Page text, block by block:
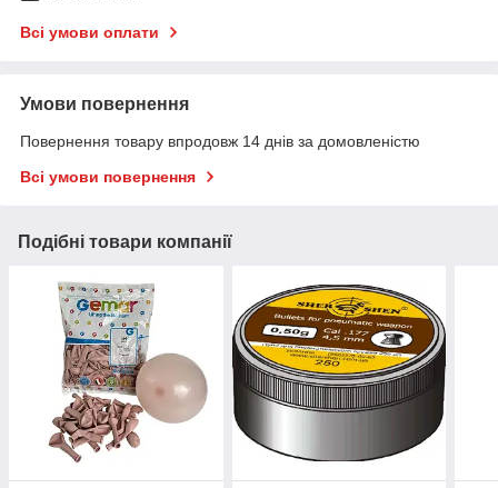
Всі умови оплати
Умови повернення
Повернення товару впродовж 14 днів за домовленістю
Всі умови повернення
Подібні товари компанії